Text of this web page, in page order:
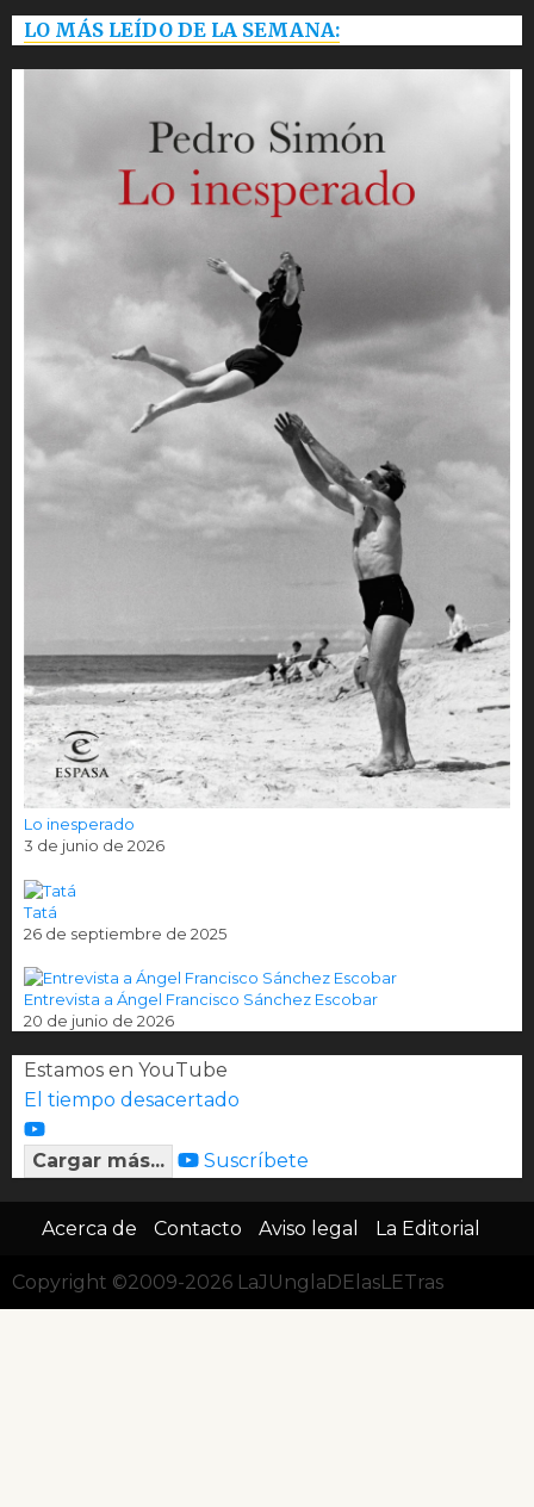
LO MÁS LEÍDO DE LA SEMANA:
Lo inesperado
3 de junio de 2026
Tatá
26 de septiembre de 2025
Entrevista a Ángel Francisco Sánchez Escobar
20 de junio de 2026
Estamos en YouTube
El tiempo desacertado
Cargar más... Suscríbete
Acerca de Contacto Aviso legal La Editorial
Copyright ©2009-2026 LaJUnglaDElasLETras